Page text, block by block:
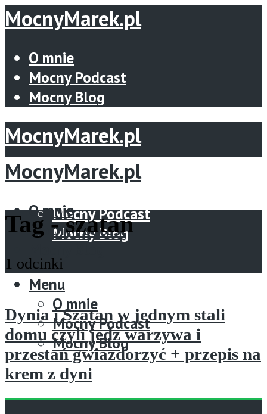
MocnyMarek.pl
O mnie
Mocny Podcast
Mocny Blog
MocnyMarek.pl
Menu
Mocny Podcast
Mocny Blog
MocnyMarek.pl
O mnie
Mocny Podcast
Menu
O mnie
Mocny Podcast
Mocny Blog
Tag -szatan
1 odcinki
Dynia i Szatan w jednym stali
domu czyli jedz warzywa i
przestań gwiazdorzyć + przepis na
krem z dyni